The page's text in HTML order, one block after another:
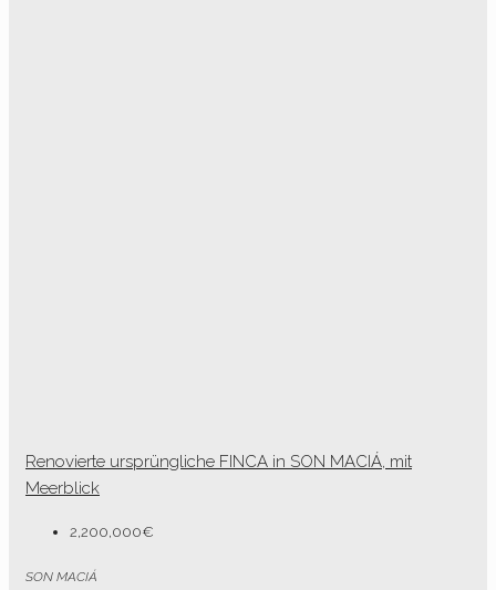
Renovierte ursprüngliche FINCA in SON MACIÁ, mit
Meerblick
2,200,000€
SON MACIÁ